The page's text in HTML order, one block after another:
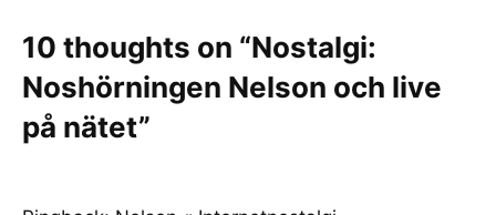
10 thoughts on “Nostalgi:
Noshörningen Nelson och live
på nätet”